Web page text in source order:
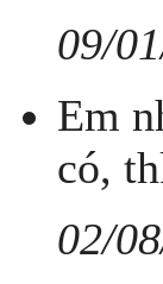
09/
Em
có,
02/